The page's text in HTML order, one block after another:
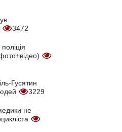
3472
Гусятин
3229
не